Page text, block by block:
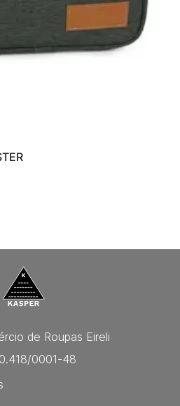
de Roupas Eireli
0001-48